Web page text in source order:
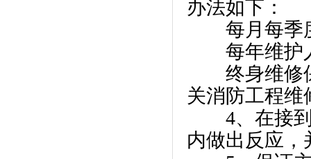
办法如下：
每月每季
每年维护人
终身维修保
关消防工程维
4、在接到
内做出反应，